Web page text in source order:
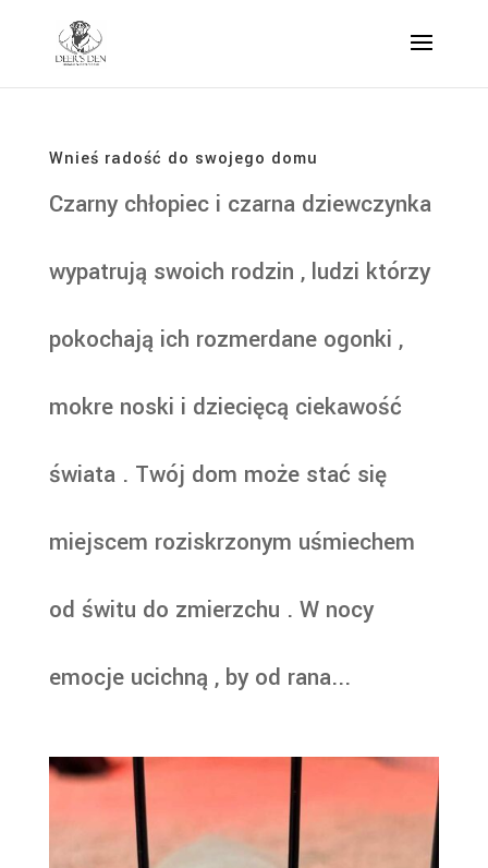
Wnieś radość do swojego domu
Czarny chłopiec i czarna dziewczynka
wypatrują swoich rodzin , ludzi którzy
pokochają ich rozmerdane ogonki ,
mokre noski i dziecięcą ciekawość
świata . Twój dom może stać się
miejscem roziskrzonym uśmiechem
od świtu do zmierzchu . W nocy
emocje ucichną , by od rana...